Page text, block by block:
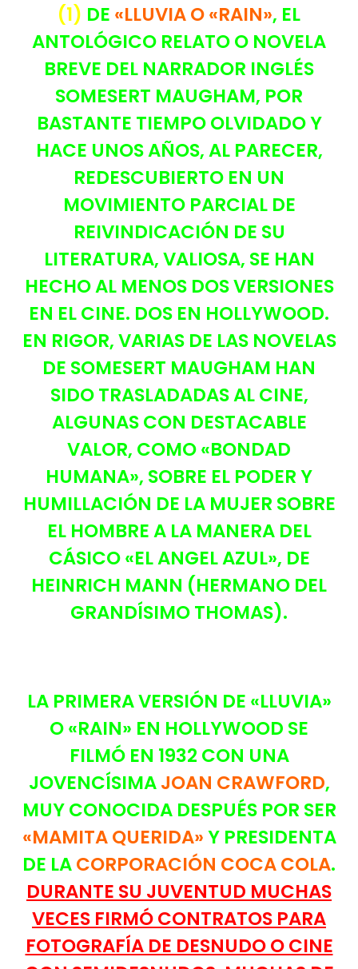
(1) DE «LLUVIA O «RAIN», EL
ANTOLÓGICO RELATO O NOVELA
BREVE DEL NARRADOR INGLÉS
SOMESERT MAUGHAM, POR
BASTANTE TIEMPO OLVIDADO Y
HACE UNOS AÑOS, AL PARECER,
REDESCUBIERTO EN UN
MOVIMIENTO PARCIAL DE
REIVINDICACIÓN DE SU
LITERATURA, VALIOSA, SE HAN
HECHO AL MENOS DOS VERSIONES
EN EL CINE. DOS EN HOLLYWOOD.
EN RIGOR, VARIAS DE LAS NOVELAS
DE SOMESERT MAUGHAM HAN
SIDO TRASLADADAS AL CINE,
ALGUNAS CON DESTACABLE
VALOR, COMO «BONDAD
HUMANA», SOBRE EL PODER Y
HUMILLACIÓN DE LA MUJER SOBRE
EL HOMBRE A LA MANERA DEL
CÁSICO «EL ANGEL AZUL», DE
HEINRICH MANN (HERMANO DEL
GRANDÍSIMO THOMAS).
LA PRIMERA VERSIÓN DE «LLUVIA»
O «RAIN» EN HOLLYWOOD SE
FILMÓ EN 1932 CON UNA
JOVENCÍSIMAJOAN CRAWFORD,
MUY CONOCIDA DESPUÉS POR SER
«MAMITA QUERIDA»Y PRESIDENTA
DE LACORPORACIÓN COCA COLA.
DURANTE SU JUVENTUD MUCHAS
VECES FIRMÓ CONTRATOS PARA
FOTOGRAFÍA DE DESNUDO O CINE